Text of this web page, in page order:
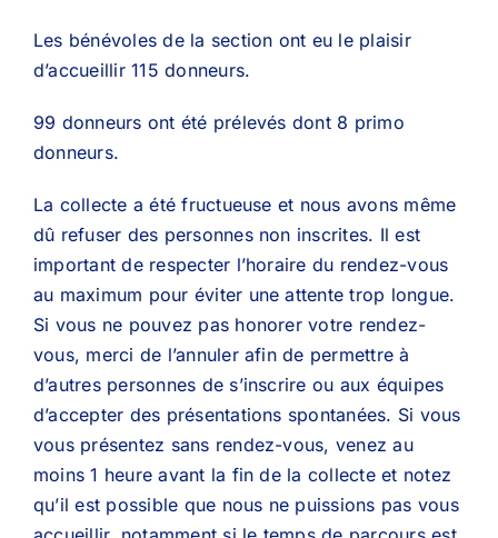
Les bénévoles de la section ont eu le plaisir
d’accueillir 115 donneurs.
99 donneurs ont été prélevés dont 8 primo
donneurs.
La collecte a été fructueuse et nous avons même
dû refuser des personnes non inscrites. Il est
important de respecter l’horaire du rendez-vous
au maximum pour éviter une attente trop longue.
Si vous ne pouvez pas honorer votre rendez-
vous, merci de l’annuler afin de permettre à
d’autres personnes de s’inscrire ou aux équipes
d’accepter des présentations spontanées. Si vous
vous présentez sans rendez-vous, venez au
moins 1 heure avant la fin de la collecte et notez
qu’il est possible que nous ne puissions pas vous